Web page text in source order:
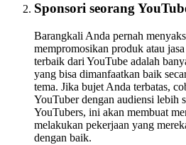
Sponsori seorang
Barangkali Anda pernah
mempromosikan produk atau
terbaik dari YouTube adalah
yang bisa dimanfaatkan baik
tema. Jika bujet Anda terbatas,
YouTuber dengan audiensi lebih
YouTubers, ini akan membuat
melakukan pekerjaan yang
dengan baik.